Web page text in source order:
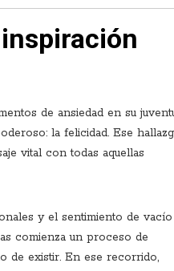
de ansiedad en su
la felicidad. Ese
vital con todas aquellas
y el sentimiento de vacío
comienza un proceso de
de existir. En ese recorrido,